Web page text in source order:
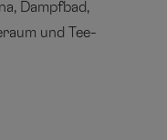
Dampfbad,
und Tee-